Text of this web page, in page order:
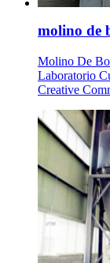
molino de
Molino De
Laboratorio
Creative